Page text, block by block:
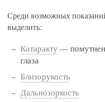
Среди возможных
выделить:
Катаракту —
глаза
Близорукость
Дальнозоркость